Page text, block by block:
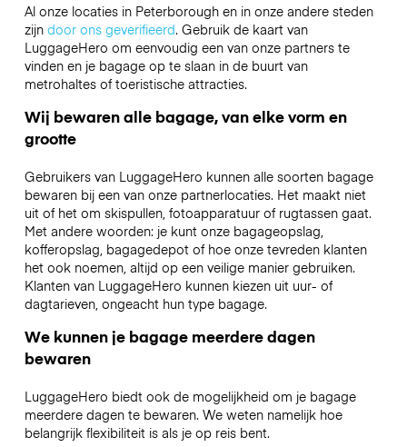
Al onze locaties in Peterborough en in onze andere steden
zijn door ons geverifieerd. Gebruik de kaart van
LuggageHero om eenvoudig een van onze partners te
vinden en je bagage op te slaan in de buurt van
metrohaltes of toeristische attracties.
Wij bewaren alle bagage, van elke vorm en
grootte
Gebruikers van LuggageHero kunnen alle soorten bagage
bewaren bij een van onze partnerlocaties. Het maakt niet
uit of het om skispullen, fotoapparatuur of rugtassen gaat.
Met andere woorden: je kunt onze bagageopslag,
kofferopslag, bagagedepot of hoe onze tevreden klanten
het ook noemen, altijd op een veilige manier gebruiken.
Klanten van LuggageHero kunnen kiezen uit uur- of
dagtarieven, ongeacht hun type bagage.
We kunnen je bagage meerdere dagen
bewaren
LuggageHero biedt ook de mogelijkheid om je bagage
meerdere dagen te bewaren. We weten namelijk hoe
belangrijk flexibiliteit is als je op reis bent.